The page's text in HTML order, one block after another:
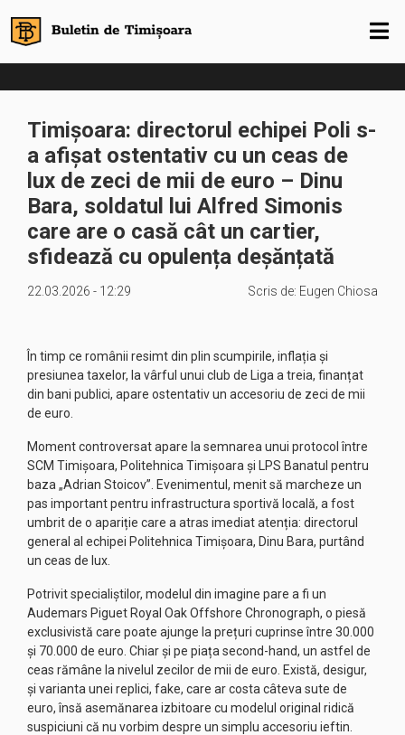
Timișoara: directorul echipei Poli s-
a afișat ostentativ cu un ceas de
lux de zeci de mii de euro – Dinu
Bara, soldatul lui Alfred Simonis
care are o casă cât un cartier,
sfidează cu opulența deșănțată
22.03.2026 - 12:29 Scris de: Eugen Chiosa
În timp ce românii resimt din plin scumpirile, inflația și
presiunea taxelor, la vârful unui club de Liga a treia, finanțat
din bani publici, apare ostentativ un accesoriu de zeci de mii
de euro.
Moment controversat apare la semnarea unui protocol între
SCM Timișoara, Politehnica Timișoara și LPS Banatul pentru
baza „Adrian Stoicov”. Evenimentul, menit să marcheze un
pas important pentru infrastructura sportivă locală, a fost
umbrit de o apariție care a atras imediat atenția: directorul
general al echipei Politehnica Timișoara, Dinu Bara, purtând
un ceas de lux.
Potrivit specialiștilor, modelul din imagine pare a fi un
Audemars Piguet Royal Oak Offshore Chronograph, o piesă
exclusivistă care poate ajunge la prețuri cuprinse între 30.000
și 70.000 de euro. Chiar și pe piața second-hand, un astfel de
ceas rămâne la nivelul zecilor de mii de euro. Există, desigur,
și varianta unei replici, fake, care ar costa câteva sute de
euro, însă asemănarea izbitoare cu modelul original ridică
suspiciuni că nu vorbim despre un simplu accesoriu ieftin.